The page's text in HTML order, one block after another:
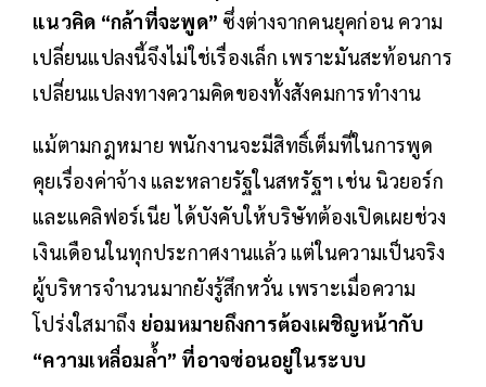
แนวคิด “กล้าที่จะพูด” ซึ่งต่างจากคนยุคก่อน ความ
เปลี่ยนแปลงนี้จึงไม่ใช่เรื่องเล็ก เพราะมันสะท้อนการ
เปลี่ยนแปลงทางความคิดของทั้งสังคมการทำงาน
แม้ตามกฎหมาย พนักงานจะมีสิทธิ์เต็มที่ในการพูด
คุยเรื่องค่าจ้าง และหลายรัฐในสหรัฐฯ เช่น นิวยอร์ก
และแคลิฟอร์เนีย ได้บังคับให้บริษัทต้องเปิดเผยช่วง
เงินเดือนในทุกประกาศงานแล้ว แต่ในความเป็นจริง
ผู้บริหารจำนวนมากยังรู้สึกหวั่น เพราะเมื่อความ
โปร่งใสมาถึง ย่อมหมายถึงการต้องเผชิญหน้ากับ
“ความเหลื่อมล้ำ” ที่อาจซ่อนอยู่ในระบบ